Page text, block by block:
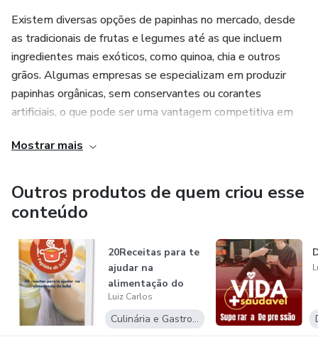
sobre a vida. O autocuidado, a compreensão e o apoio
social também desempenham um papel fundamental no
enfrentamento eficaz da ansiedade.
Existem diversas opções de papinhas no mercado, desde
as tradicionais de frutas e legumes até as que incluem
ingredientes mais exóticos, como quinoa, chia e outros
grãos. Algumas empresas se especializam em produzir
papinhas orgânicas, sem conservantes ou corantes
artificiais, o que pode ser uma vantagem competitiva em
bem-estar das crianças.
Para vender papinhas para bebês, é preciso conhecer bem o
produto que está sendo oferecido e as necessidades dos
clientes em potencial. É importante saber quais são as
idades recomendadas para cada tipo de papinha e quais são
as restrições alimentares que podem surgir em razão de
alergias ou intolerâncias.
Mostrar mais
Outros produtos de quem criou esse
conteúdo
20Receitas para te
ajudar na
alimentação do
bebê
Luiz Carlos
Culinária e Gastronomia